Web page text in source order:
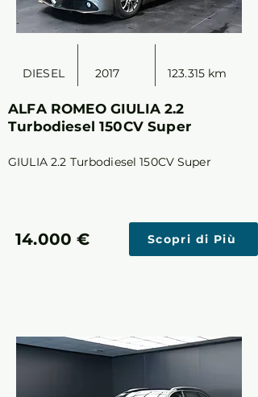
DIESEL 2017 123.315 km
ALFA ROMEO GIULIA 2.2
Turbodiesel 150CV Super
GIULIA 2.2 Turbodiesel 150CV Super
Scopri di Più
14.000 €